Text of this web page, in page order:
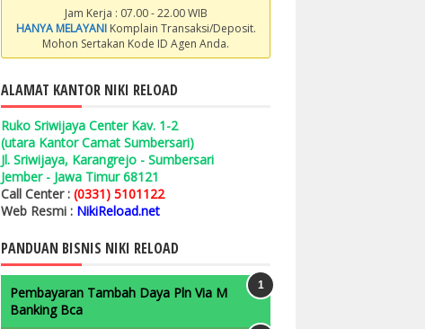
Jam Kerja : 07.00 - 22.00 WIB
HANYA MELAYANIKomplain Transaksi/Deposit.
Mohon Sertakan Kode ID Agen Anda.
ALAMAT KANTOR NIKI RELOAD
Ruko Sriwijaya Center Kav. 1-2
(utara Kantor Camat Sumbersari)
Jl. Sriwijaya, Karangrejo - Sumbersari
Jember - Jawa Timur 68121
Call Center : (0331) 5101122
Web Resmi : NikiReload.net
PANDUAN BISNIS NIKI RELOAD
Pembayaran Tambah Daya Pln Via M
Banking Bca